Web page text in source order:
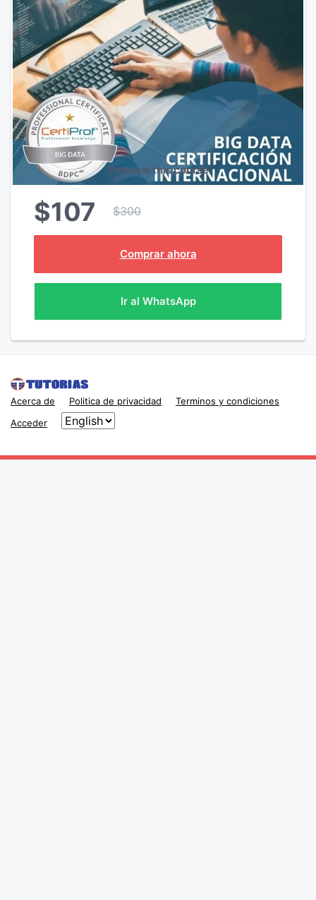
Preview this course
$107 $300
Comprar ahora
Ir al WhatsApp
Acerca de Politica de privacidad
Terminos y condiciones
Acceder